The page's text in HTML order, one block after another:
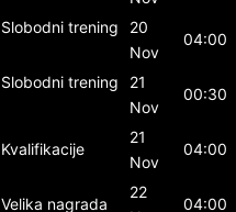
Slobodni trening
20
Nov
04:00
Slobodni trening
21
Nov
00:30
Kvalifikacije
21
Nov
04:00
Velika nagrada
22
04:00